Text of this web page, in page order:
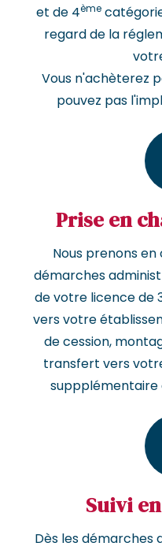
et de 4ème
regard de la
Vous n'achèterez
pouvez pas
Prise en
Nous prenons
démarches
de votre licence de
vers votre
de cession,
transfert vers
suppplémentaire
Suivi
Dès les démarches